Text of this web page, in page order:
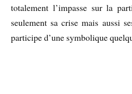
totalement l’impasse sur la
seulement sa crise mais aussi
participe d’une symbolique